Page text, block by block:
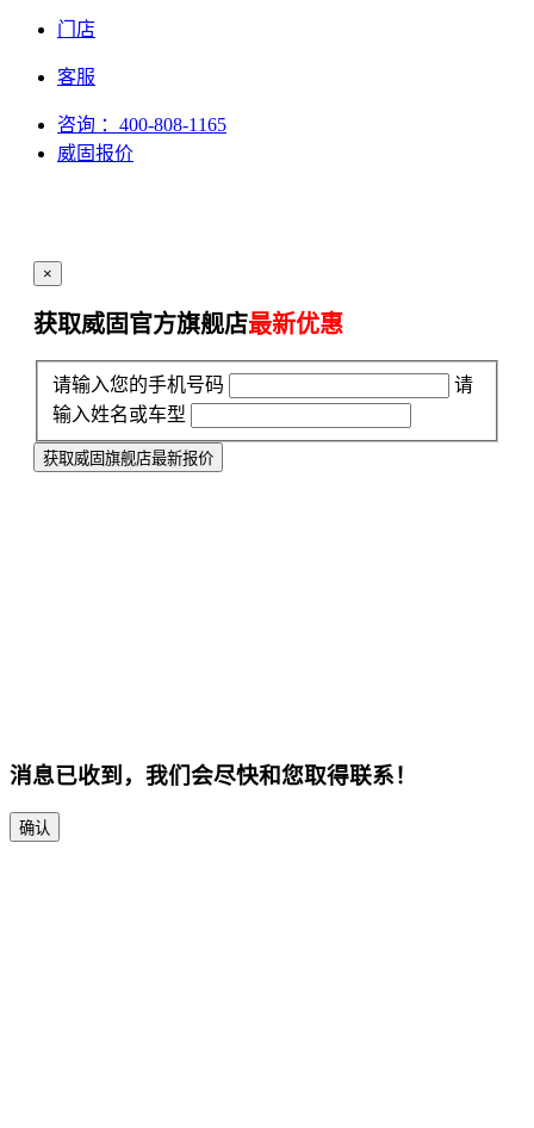
门店
客服
咨询 ：400-808-1165
威固报价
×
获取威固官方旗舰店最新优惠
请输入您的手机号码
请
输入姓名或车型
获取威固旗舰店最新报价
消息已收到，我们会尽快和您取得联系！
确认